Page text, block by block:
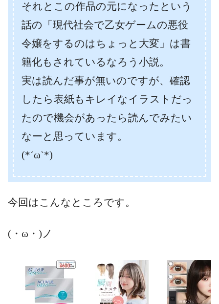
それとこの作品の元になったという
話の「現代社会で乙女ゲームの悪役
令嬢をするのはちょっと大変」は書
籍化もされているなろう小説。
実は読んだ事が無いのですが、確認
したら表紙もキレイなイラストだっ
たので機会があったら読んでみたい
なーと思っています。
(*´ω`*)
今回はこんなところです。
(・ω・)ノ